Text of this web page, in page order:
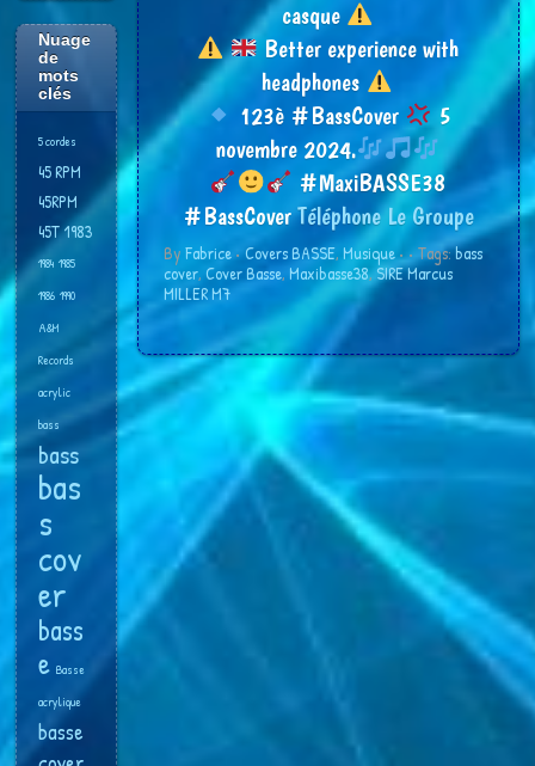
casque
Better experience with
headphones
123è #BassCover
5
novembre 2024.
#MaxiBASSE38
#BassCoverTéléphone Le Groupe
By Fabrice• Covers BASSE, Musique• • Tags:bass
cover, Cover Basse, Maxibasse38,SIRE Marcus
MILLER M7
Nuage
de
mots
clés
5 cordes
45 RPM
45RPM
45T 1983
1984 1985
1986 1990
A&M
Records
acrylic
bass
bass
bas
s
cov
er
bass
e Basse
acrylique
basse